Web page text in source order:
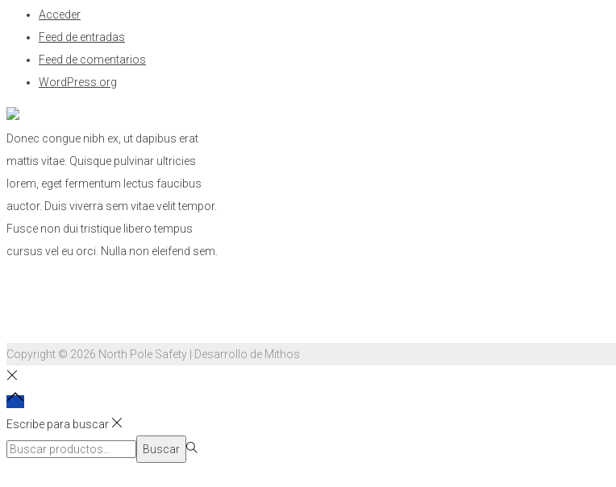
Acceder
Feed de entradas
Feed de comentarios
WordPress.org
Donec congue nibh ex, ut dapibus erat
mattis vitae. Quisque pulvinar ultricies
lorem, eget fermentum lectus faucibus
auctor. Duis viverra sem vitae velit tempor.
Fusce non dui tristique libero tempus
cursus vel eu orci. Nulla non eleifend sem.
Copyright © 2026 North Pole Safety | Desarrollo de Mithos
Escribe para buscar
Búsqueda
Buscar